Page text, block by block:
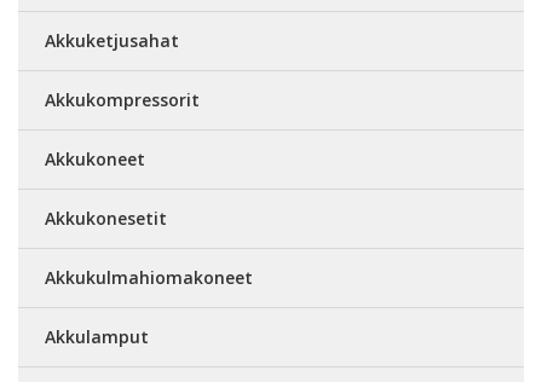
Akkuketjusahat
Akkukompressorit
Akkukoneet
Akkukonesetit
Akkukulmahiomakoneet
Akkulamput